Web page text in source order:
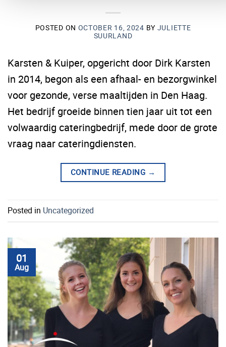
POSTED ON OCTOBER 16, 2024 BY JULIETTE
SUURLAND
Karsten & Kuiper, opgericht door Dirk Karsten
in 2014, begon als een afhaal- en bezorgwinkel
voor gezonde, verse maaltijden in Den Haag.
Het bedrijf groeide binnen tien jaar uit tot een
volwaardig cateringbedrijf, mede door de grote
vraag naar cateringdiensten.
CONTINUE READING →
Posted in Uncategorized
01
Aug